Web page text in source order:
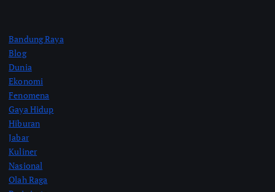
Bandung Raya
Blog
Dunia
Ekonomi
Fenomena
Gaya Hidup
Hiburan
Jabar
Kuliner
Nasional
Olah Raga